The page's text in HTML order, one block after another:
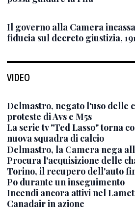
Il governo alla Camera
fiducia sul decreto giustizia,
VIDEO
Delmastro, negato l'uso delle
proteste di Avs e M5s
La serie tv "Ted Lasso" torna
nuova squadra di calcio
Delmastro, la Camera nega
Procura l'acquisizione delle
Torino, il recupero dell'auto
Po durante un inseguimento
Incendi ancora attivi nel
Canadair in azione